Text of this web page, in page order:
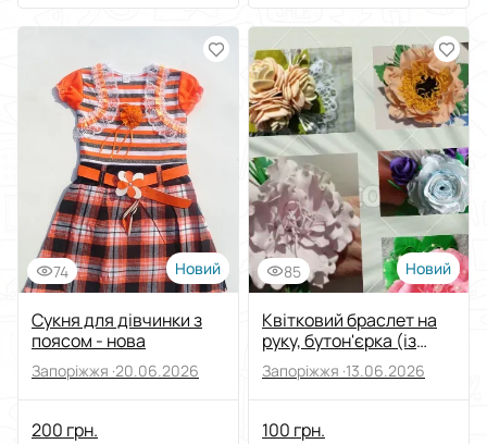
74 Новий
Сукня для дівчинки з
поясом - нова
Запоріжжя ·20.06.2026
200 грн.
85 Новий
Квітковий браслет на
руку, бутон'єрка (із
фоамірану)
Запоріжжя ·13.06.2026
100 грн.